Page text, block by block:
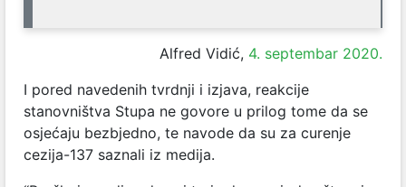
Alfred Vidić, 4. septembar 2020.
I pored navedenih tvrdnji i izjava, reakcije
stanovništva Stupa ne govore u prilog tome da se
osjećaju bezbjedno, te navode da su za curenje
cezija-137 saznali iz medija.